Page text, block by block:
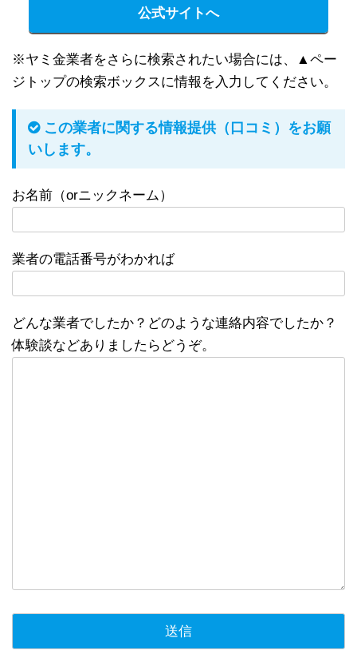
公式サイトへ
※ヤミ金業者をさらに検索されたい場合には、▲ペー
ジトップの検索ボックスに情報を入力してください。
この業者に関する情報提供（口コミ）をお願
いします。
お名前（orニックネーム）
業者の電話番号がわかれば
どんな業者でしたか？どのような連絡内容でしたか？
体験談などありましたらどうぞ。